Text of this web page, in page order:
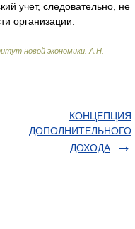
учет, следовательно, не
организации.
новой экономики А.Н.
КОНЦЕПЦИЯ
ДОПОЛНИТЕЛЬНОГО
ДОХОДА